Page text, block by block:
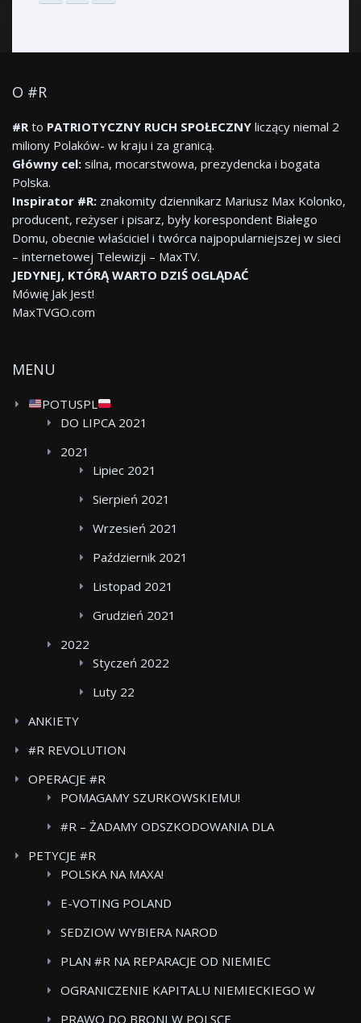
O #R
#R to PATRIOTYCZNY RUCH SPOŁECZNY liczący niemal 2
miliony Polaków- w kraju i za granicą.
Główny cel: silna, mocarstwowa, prezydencka i bogata
Polska.
Inspirator #R: znakomity dziennikarz Mariusz Max Kolonko,
producent, reżyser i pisarz, były korespondent Białego
Domu, obecnie właściciel i twórca najpopularniejszej w sieci
– internetowej Telewizji – MaxTV.
JEDYNEJ, KTÓRĄ WARTO DZIŚ OGLĄDAĆ
Mówię Jak Jest!
MaxTVGO.com
MENU
POTUSPL
DO LIPCA 2021
2021
Lipiec 2021
Sierpień 2021
Wrzesień 2021
Październik 2021
Listopad 2021
Grudzień 2021
2022
Styczeń 2022
Luty 22
ANKIETY
#R REVOLUTION
OPERACJE #R
POMAGAMY SZURKOWSKIEMU!
#R – ŻADAMY ODSZKODOWANIA DLA
CARE
PETYCJE #R
POLSKA NA MAXA!
E-VOTING POLAND
SEDZIOW WYBIERA NAROD
PLAN #R NA REPARACJE OD NIEMIEC
OGRANICZENIE KAPITALU NIEMIECKIEGO W
PRAWO DO BRONI W POLSCE